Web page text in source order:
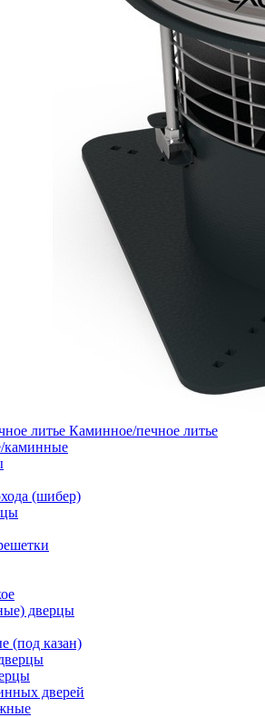
Каминное/печное литье
каминные
(шибер)
дверцы
(под казан)
дверей